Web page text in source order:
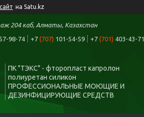
на Satu.kz
204 каб, Алматы, Казахстан
98-74 +7 (707) 101-54-59 +7 (701) 403-43-71
ПК "ТЭКС" - фторопласт капролон
полиуретан силикон
ПРОФЕССИОНАЛЬНЫЕ МОЮЩИЕ И
ДЕЗИНФИЦИРУЮЩИЕ СРЕДСТВ